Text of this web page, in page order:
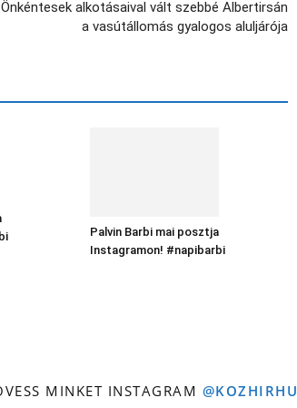
Önkéntesek alkotásaival vált szebbé Albertirsán
a vasútállomás gyalogos aluljárója
Palvin Barbi mai posztja
Instagramon! #napibarbi
MINKET INSTAGRAM @KOZHIRHU